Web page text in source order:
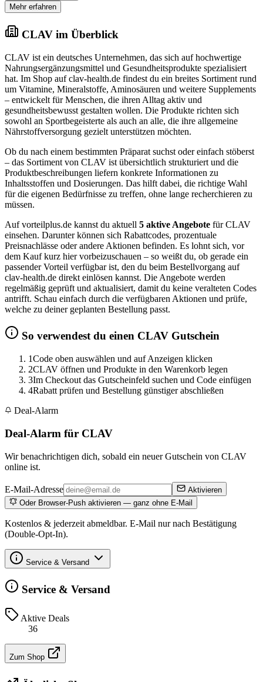
Mehr erfahren
CLAV im Überblick
CLAV ist ein deutsches Unternehmen, das sich auf hochwertige
Nahrungsergänzungsmittel und Gesundheitsprodukte spezialisiert
hat. Im Shop auf clav-health.de findest du ein breites Sortiment rund
um Vitamine, Mineralstoffe, Aminosäuren und weitere Supplements
– entwickelt für Menschen, die ihren Alltag aktiv und
gesundheitsbewusst gestalten wollen. Die Produkte richten sich
sowohl an Sportbegeisterte als auch an alle, die ihre allgemeine
Nährstoffversorgung gezielt unterstützen möchten.
Ob du nach einem bestimmten Präparat suchst oder einfach stöberst
– das Sortiment von CLAV ist übersichtlich strukturiert und die
Produktbeschreibungen liefern konkrete Informationen zu
Inhaltsstoffen und Dosierungen. Das hilft dabei, die richtige Wahl
für die eigenen Bedürfnisse zu treffen, ohne lange recherchieren zu
müssen.
Auf vorteilplus.de kannst du aktuell 5 aktive Angebote für CLAV
einsehen. Darunter können sich Rabattcodes, prozentuale
Preisnachlässe oder andere Aktionen befinden. Es lohnt sich, vor
dem Kauf kurz hier vorbeizuschauen – so weißt du, ob gerade ein
passender Vorteil verfügbar ist, den du beim Bestellvorgang auf
clav-health.de direkt einlösen kannst. Die Angebote werden
regelmäßig geprüft und aktualisiert, damit du keine veralteten Codes
antrifft. Schau einfach durch die verfügbaren Aktionen und prüfe,
welche zu deiner geplanten Bestellung passt.
So verwendest du einen CLAV Gutschein
1Code oben auswählen und auf Anzeigen klicken
2CLAV öffnen und Produkte in den Warenkorb legen
3Im Checkout das Gutscheinfeld suchen und Code einfügen
4Rabatt prüfen und Bestellung günstiger abschließen
Deal-Alarm
Deal-Alarm für CLAV
Wir benachrichtigen dich, sobald ein neuer Gutschein von CLAV
online ist.
E-Mail-Adresse
Aktivieren
Oder Browser-Push aktivieren — ganz ohne E-Mail
Kostenlos & jederzeit abmeldbar. E-Mail nur nach Bestätigung
(Double-Opt-In).
Service & Versand
Service & Versand
Aktive Deals
36
Zum Shop